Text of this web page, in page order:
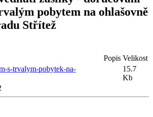
pobytem na ohlašovně
Střítež
Popis Velikost
s-trvalym-pobytek-na-
15.7
Kb